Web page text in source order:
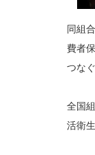
同組
費者
つな
全国
活衛